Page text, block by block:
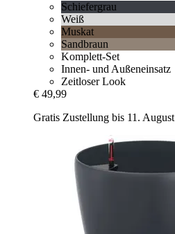
Schiefergrau
Weiß
Muskat
Sandbraun
Komplett-Set
Innen- und Außeneinsatz
Zeitloser Look
€ 49,99
Gratis Zustellung bis 11. August